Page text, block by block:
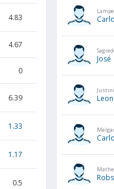
4.83
4.67
0
6.39
1.33
1.17
0.5
Lampe
José